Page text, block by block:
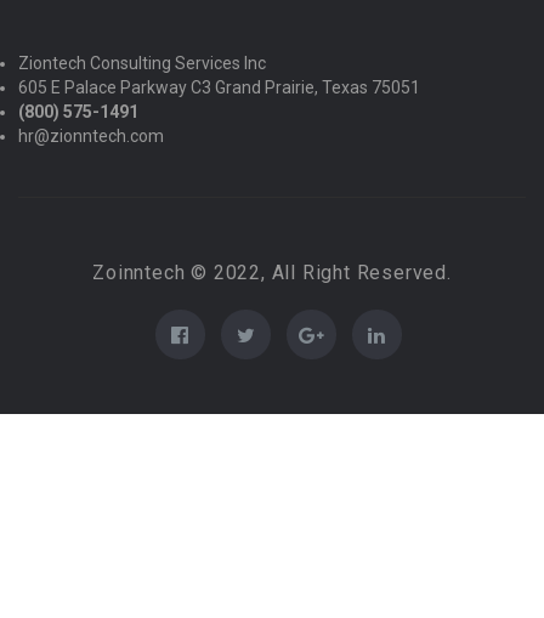
Ziontech Consulting Services Inc
605 E Palace Parkway C3 Grand Prairie, Texas 75051
(800) 575-1491
hr@zionntech.com
Zoinntech © 2022, All Right Reserved.